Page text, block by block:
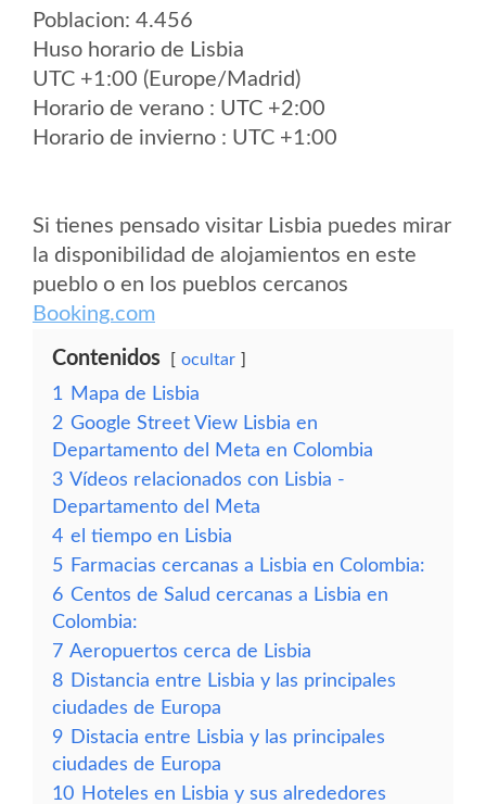
Poblacion: 4.456
Huso horario de Lisbia
UTC +1:00 (Europe/Madrid)
Horario de verano : UTC +2:00
Horario de invierno : UTC +1:00
Si tienes pensado visitar Lisbia puedes mirar
la disponibilidad de alojamientos en este
pueblo o en los pueblos cercanos
Booking.com
Contenidos ocultar
1
Mapa de Lisbia
2 Google Street View Lisbia en
Departamento del Meta en Colombia
3 Vídeos relacionados con Lisbia -
Departamento del Meta
4 el tiempo en Lisbia
5 Farmacias cercanas a Lisbia en Colombia:
6 Centos de Salud cercanas a Lisbia en
Colombia:
7 Aeropuertos cerca de Lisbia
8 Distancia entre Lisbia y las principales
ciudades de Europa
9 Distacia entre Lisbia y las principales
ciudades de Europa
10 Hoteles en Lisbia y sus alrededores